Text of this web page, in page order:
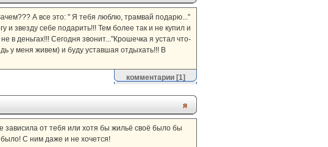
А все это: " Я тебя люблю, трамвай подарю..."
и звезду себе подарить!!! Тем более так и не купил и
в деньгах!!! Сегодня звонит..."Крошечка я устал что-
у меня живем) и буду уставшая отдыхать!!! В
комментарии[1]
я
от тебя или хотя бы жильё своё было бы
С ним даже и не хочется!